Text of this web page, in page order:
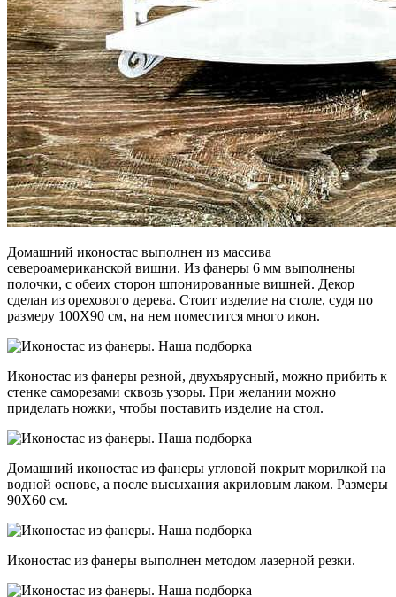
Домашний иконостас выполнен из массива
североамериканской вишни. Из фанеры 6 мм выполнены
полочки, с обеих сторон шпонированные вишней. Декор
сделан из орехового дерева. Стоит изделие на столе, судя по
размеру 100Х90 см, на нем поместится много икон.
Иконостас из фанеры резной, двухъярусный, можно прибить к
стенке саморезами сквозь узоры. При желании можно
приделать ножки, чтобы поставить изделие на стол.
Домашний иконостас из фанеры угловой покрыт морилкой на
водной основе, а после высыхания акриловым лаком. Размеры
90Х60 см.
Иконостас из фанеры выполнен методом лазерной резки.